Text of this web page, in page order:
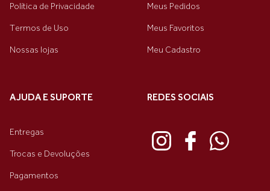
Política de Privacidade
Termos de Uso
Nossas lojas
Meus Pedidos
Meus Favoritos
Meu Cadastro
AJUDA E SUPORTE
Entregas
Trocas e Devoluções
Pagamentos
REDES SOCIAIS